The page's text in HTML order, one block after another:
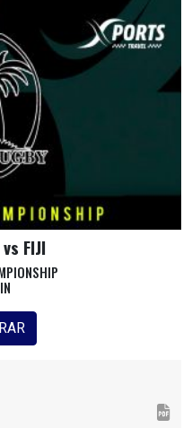
FIJI